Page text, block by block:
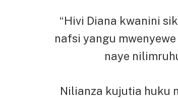
“Hivi Diana kwanini
nafsi yangu
naye
Nilianza kujutia huku